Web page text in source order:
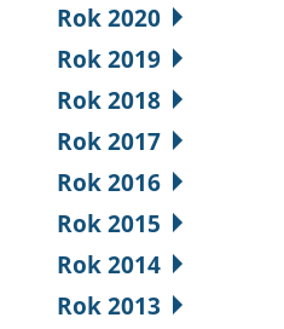
Rok 2020
Rok 2019
Rok 2018
Rok 2017
Rok 2016
Rok 2015
Rok 2014
Rok 2013